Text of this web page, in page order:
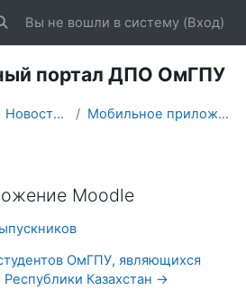
данные поисковой строки
Вы не вошли в систему (Вход)
портал ДПО ОмГПУ
Новости сайта Мобильное приложение Moodle
Moodle
ОмГПУ, являющихся
Казахстан →